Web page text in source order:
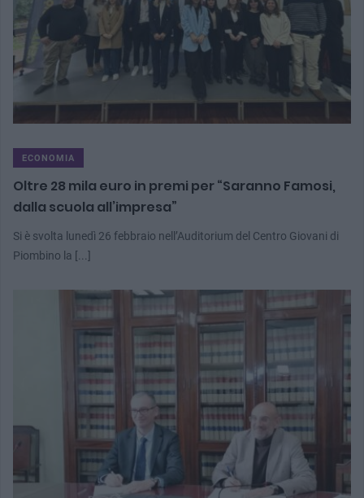
ECONOMIA
Oltre 28 mila euro in premi per “Saranno Famosi,
dalla scuola all’impresa”
Si è svolta lunedì 26 febbraio nell’Auditorium del Centro Giovani di
Piombino la [...]